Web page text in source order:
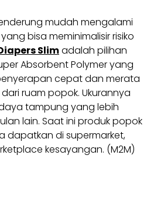
mudah mengalami
bisa meminimalisir risiko
Slimadalah pilihan
Absorbent Polymer yang
cepat dan merata
ruam popok. Ukurannya
tampung yang lebih
lain. Saat ini produk popok
dapatkan di supermarket,
kesayangan. (M2M)